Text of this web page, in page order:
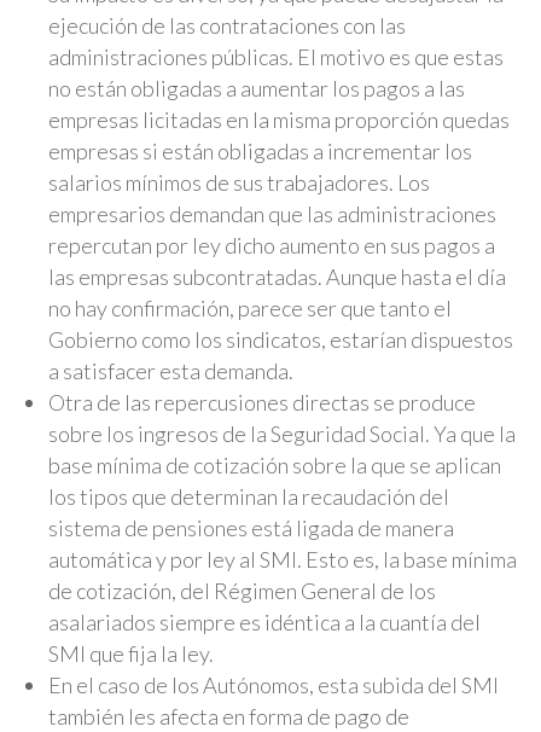
ejecución de las contrataciones con las
administraciones públicas. El motivo es que estas
no están obligadas a aumentar los pagos a las
empresas licitadas en la misma proporción quedas
empresas si están obligadas a incrementar los
salarios mínimos de sus trabajadores. Los
empresarios demandan que las administraciones
repercutan por ley dicho aumento en sus pagos a
las empresas subcontratadas. Aunque hasta el día
no hay confirmación, parece ser que tanto el
Gobierno como los sindicatos, estarían dispuestos
a satisfacer esta demanda.
Otra de las repercusiones directas se produce
sobre los ingresos de la Seguridad Social. Ya que la
base mínima de cotización sobre la que se aplican
los tipos que determinan la recaudación del
sistema de pensiones está ligada de manera
automática y por ley al SMI. Esto es, la base mínima
de cotización, del Régimen General de los
asalariados siempre es idéntica a la cuantía del
SMI que fija la ley.
En el caso de los Autónomos, esta subida del SMI
también les afecta en forma de pago de